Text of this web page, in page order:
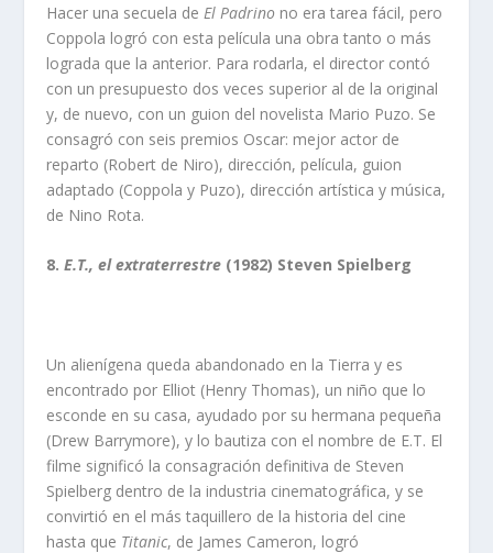
Hacer una secuela de El Padrino no era tarea fácil, pero
Coppola logró con esta película una obra tanto o más
lograda que la anterior. Para rodarla, el director contó
con un presupuesto dos veces superior al de la original
y, de nuevo, con un guion del novelista Mario Puzo. Se
consagró con seis premios Oscar: mejor actor de
reparto (Robert de Niro), dirección, película, guion
adaptado (Coppola y Puzo), dirección artística y música,
de Nino Rota.
8.E.T., el extraterrestre (1982) Steven Spielberg
Un alienígena queda abandonado en la Tierra y es
encontrado por Elliot (Henry Thomas), un niño que lo
esconde en su casa, ayudado por su hermana pequeña
(Drew Barrymore), y lo bautiza con el nombre de E.T. El
filme significó la consagración definitiva de Steven
Spielberg dentro de la industria cinematográfica, y se
convirtió en el más taquillero de la historia del cine
hasta que Titanic, de James Cameron, logró